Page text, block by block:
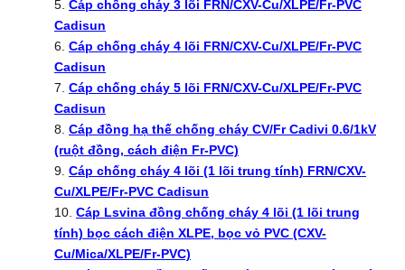
Cáp chống cháy 3 lõi FRN/CXV-Cu/XLPE/Fr-PVC
Cadisun
Cáp chống cháy 4 lõi FRN/CXV-Cu/XLPE/Fr-PVC
Cadisun
Cáp chống cháy 5 lõi FRN/CXV-Cu/XLPE/Fr-PVC
Cadisun
Cáp đồng hạ thế chống cháy CV/Fr Cadivi 0.6/1kV
(ruột đồng, cách điện Fr-PVC)
Cáp chống cháy 4 lõi (1 lõi trung tính) FRN/CXV-
Cu/XLPE/Fr-PVC Cadisun
Cáp Lsvina đồng chống cháy 4 lõi (1 lõi trung
tính) bọc cách điện XLPE, bọc vỏ PVC (CXV-
Cu/Mica/XLPE/Fr-PVC)